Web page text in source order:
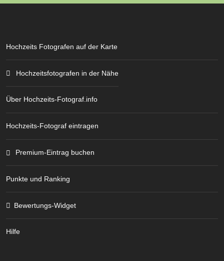
Hochzeits Fotografen auf der Karte
Hochzeitsfotografen in der Nähe
Über Hochzeits-Fotograf.info
Hochzeits-Fotograf eintragen
Premium-Eintrag buchen
Punkte und Ranking
Bewertungs-Widget
Hilfe